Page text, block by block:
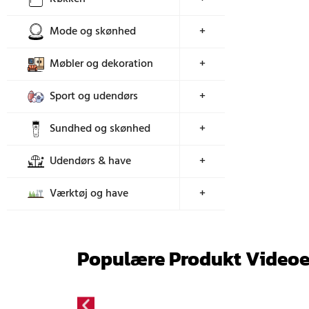
Mode og skønhed
+
Møbler og dekoration
+
Sport og udendørs
+
Sundhed og skønhed
+
Udendørs & have
+
Værktøj og have
+
Populære Produkt